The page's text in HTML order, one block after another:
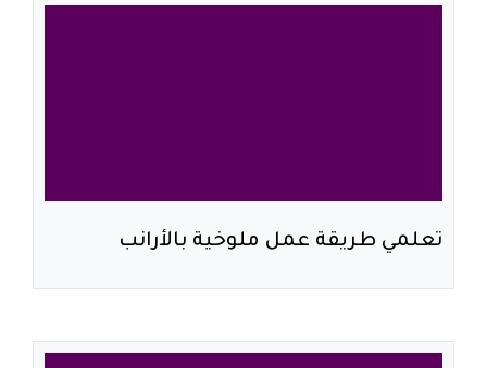
تعلمي طريقة عمل ملوخية بالأرانب